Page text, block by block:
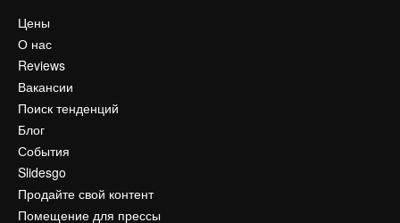
Цены
О нас
Reviews
Вакансии
Поиск тенденций
Блог
События
Slidesgo
Продайте свой контент
Помещение для прессы